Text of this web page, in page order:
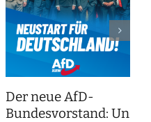
Der neue AfD-
Bundesvorstand: